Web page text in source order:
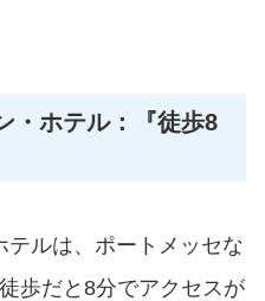
・ホテル：『徒歩8
テルは、ポートメッセな
歩だと8分でアクセスが